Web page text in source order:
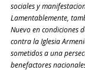
sociales y
Lamentablemente,
Nuevo en condiciones
contra la Iglesia
sometidos a una
benefactores